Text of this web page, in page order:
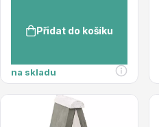
Hortenzie
Přidat do košíku
na skladu